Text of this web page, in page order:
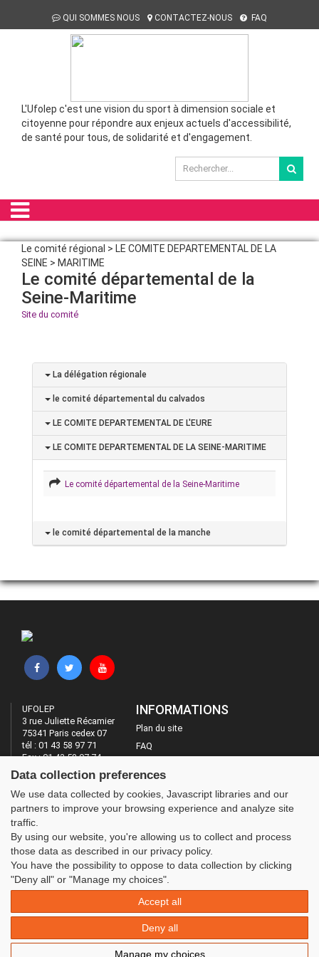
QUI SOMMES NOUS CONTACTEZ-NOUS FAQ
L'Ufolep c'est une vision du sport à dimension sociale et
citoyenne pour répondre aux enjeux actuels d'accessibilité,
de santé pour tous, de solidarité et d'engagement.
Le comité régional > LE COMITE DEPARTEMENTAL DE LA
SEINE > MARITIME
Le comité départemental de la
Seine-Maritime
Site du comité
La délégation régionale
le comité départemental du calvados
LE COMITE DEPARTEMENTAL DE L'EURE
LE COMITE DEPARTEMENTAL DE LA SEINE-MARITIME
Le comité départemental de la Seine-Maritime
le comité départemental de la manche
UFOLEP
3 rue Juliette Récamier
75341 Paris cedex 07
tél : 01 43 58 97 71
Fax : 01 43 58 97 74
INFORMATIONS
Plan du site
FAQ
Administration
LES SITES DE L'UFOLEP
Guide Asso
Communication Asso
Inscriptions évènements
Data collection preferences
We use data collected by cookies, Javascript libraries and our
partners to improve your browsing experience and analyze site
traffic.
By using our website, you're allowing us to collect and process
those data as described in our privacy policy.
You have the possibility to oppose to data collection by clicking
"Deny all" or "Manage my choices".
Accept all
Deny all
Manage my choices